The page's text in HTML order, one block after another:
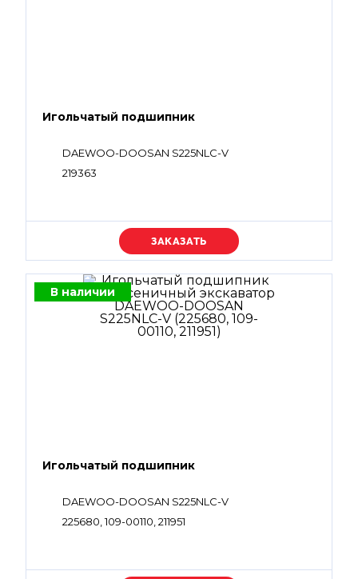
Игольчатый подшипник
DAEWOO-DOOSAN S225NLC-V
219363
Уточняйте цену
В наличии
Игольчатый подшипник
DAEWOO-DOOSAN S225NLC-V
225680, 109-00110, 211951